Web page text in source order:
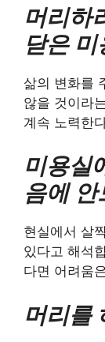
머리하
닫은
삶의 변화를
않을 것이라
계속 노력한
미용실
음에
현실에서 살
있다고 해석
다면 어려움
머리를